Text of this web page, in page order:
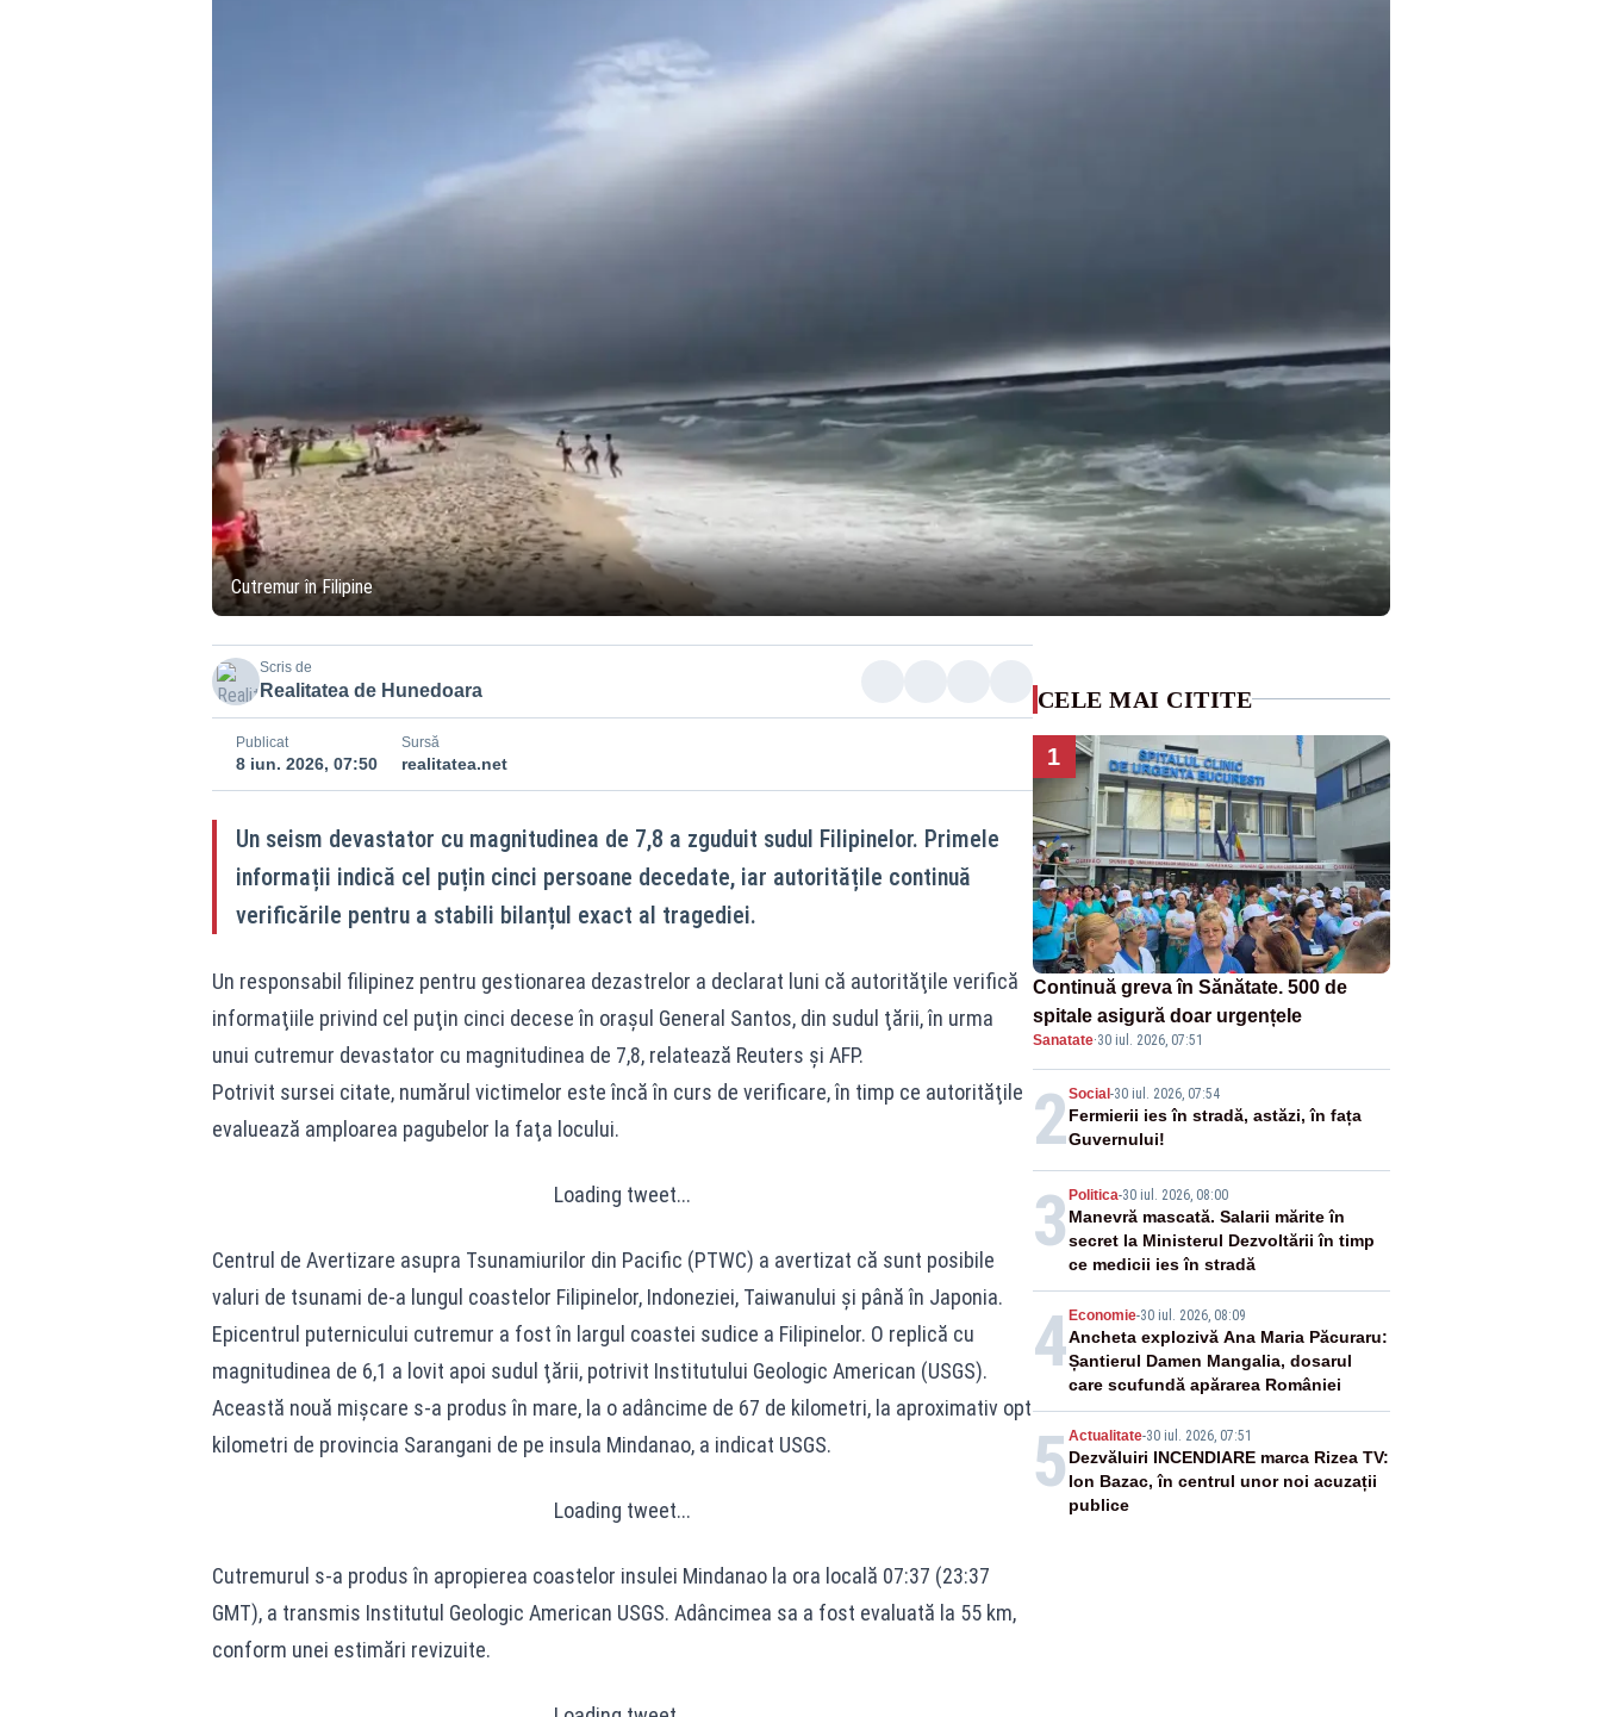
Cutremur în Filipine
Scris de
Realitatea de Hunedoara
Publicat
8 iun. 2026, 07:50
Sursă
realitatea.net
Un seism devastator cu magnitudinea de 7,8 a zguduit sudul Filipinelor. Primele
informații indică cel puțin cinci persoane decedate, iar autoritățile continuă
verificările pentru a stabili bilanțul exact al tragediei.
Un responsabil filipinez pentru gestionarea dezastrelor a declarat luni că autorităţile verifică
informaţiile privind cel puţin cinci decese în oraşul General Santos, din sudul ţării, în urma
unui cutremur devastator cu magnitudinea de 7,8, relatează Reuters şi AFP.
Potrivit sursei citate, numărul victimelor este încă în curs de verificare, în timp ce autorităţile
evaluează amploarea pagubelor la faţa locului.
Loading tweet...
Centrul de Avertizare asupra Tsunamiurilor din Pacific (PTWC) a avertizat că sunt posibile
valuri de tsunami de-a lungul coastelor Filipinelor, Indoneziei, Taiwanului şi până în Japonia.
Epicentrul puternicului cutremur a fost în largul coastei sudice a Filipinelor. O replică cu
magnitudinea de 6,1 a lovit apoi sudul ţării, potrivit Institutului Geologic American (USGS).
Această nouă mişcare s-a produs în mare, la o adâncime de 67 de kilometri, la aproximativ opt
kilometri de provincia Sarangani de pe insula Mindanao, a indicat USGS.
Loading tweet...
Cutremurul s-a produs în apropierea coastelor insulei Mindanao la ora locală 07:37 (23:37
GMT), a transmis Institutul Geologic American USGS. Adâncimea sa a fost evaluată la 55 km,
conform unei estimări revizuite.
CELE MAI CITITE
1
Continuă greva în Sănătate. 500 de
spitale asigură doar urgențele
Sanatate·30 iul. 2026, 07:51
2Social-30 iul. 2026, 07:54
Fermierii ies în stradă, astăzi, în fața
Guvernului!
3 Politica-30 iul. 2026, 08:00
Manevră mascată. Salarii mărite în
secret la Ministerul Dezvoltării în timp
ce medicii ies în stradă
4Economie-30 iul. 2026, 08:09
Ancheta explozivă Ana Maria Păcuraru:
Șantierul Damen Mangalia, dosarul
care scufundă apărarea României
5 Actualitate-30 iul. 2026, 07:51
Dezvăluiri INCENDIARE marca Rizea TV:
Ion Bazac, în centrul unor noi acuzații
publice